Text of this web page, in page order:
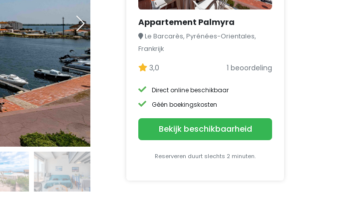
Appartement Palmyra
Le Barcarès, Pyrénées-Orientales,
Frankrijk
3,0 1 beoordeling
Direct online beschikbaar
Géén boekingskosten
Bekijk beschikbaarheid
Reserveren duurt slechts 2 minuten.